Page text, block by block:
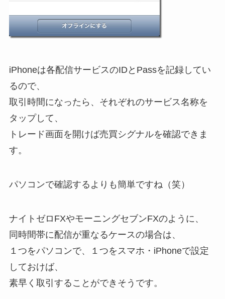
iPhoneは各配信サービスのIDとPassを記録してい
るので、
取引時間になったら、それぞれのサービス名称を
タップして、
トレード画面を開けば売買シグナルを確認できま
す。
パソコンで確認するよりも簡単ですね（笑）
ナイトゼロFXやモーニングセブンFXのように、
同時間帯に配信が重なるケースの場合は、
１つをパソコンで、１つをスマホ・iPhoneで設定
しておけば、
素早く取引することができそうです。